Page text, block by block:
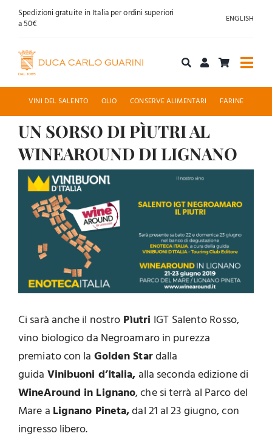
SaltaSpedizioni gratuite in Italia per ordini superiori
a 50€
ENGLISH
Acquista online
Chi siamo
Accoglienza
VINI DEL SALENTO OLIO CONSERVE ALIMENTARI FARINE
UN SORSO DI PÌUTRI AL
WINEAROUND DI LIGNANO
Ingrandisci
immagine
Ci sarà anche il nostro Pìutri IGT Salento Rosso,
vino biologico da Negroamaro in purezza
premiato con la Golden Stardalla
guida Vinibuoni d’Italia, alla seconda edizione di
WineAround in Lignano, che si terrà al Parco del
Mare a Lignano Pineta,dal 21 al 23 giugno, con
ingresso libero.